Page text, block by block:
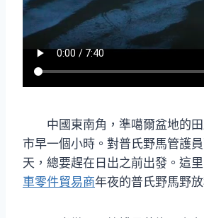
中國東南角，準噶爾盆地的
市早一個小時。對普氏野馬管護
天，總要趕在日出之前出發。這
車零件貿易商年夜的普氏野馬野